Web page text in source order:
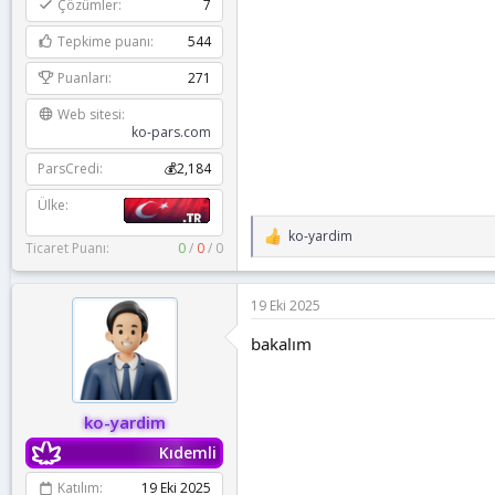
Çözümler
7
Tepkime puanı
544
Puanları
271
Web sitesi
ko-pars.com
ParsCredi
💰2,184
Ülke
Ticaret Puanı: 0/ 0/ 0
T
e
p
i
e
ko-yardim
ko-yardim
Kıdemli
Katılım
19 Eki 2025
19 Eki 2025
bakalım